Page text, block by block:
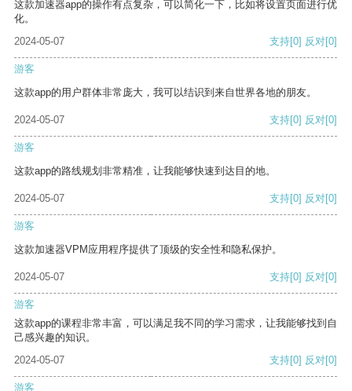
这款加速器app的操作有点复杂，可以简化一下，比如将设置页面进行优
化。
2024-05-07
支持[0] 反对[0]
游客
这款app的用户群体非常庞大，我可以结识到来自世界各地的朋友。
2024-05-07 支持[0] 反对[0]
游客
这款app的路线规划非常精准，让我能够快速到达目的地。
2024-05-07 支持[0] 反对[0]
游客
这款加速器VPM应用程序提供了顶级的安全性和隐私保护。
2024-05-07 支持[0] 反对[0]
游客
这款app的课程非常丰富，可以满足我不同的学习需求，让我能够找到自
己感兴趣的知识。
2024-05-07
支持[0] 反对[0]
游客